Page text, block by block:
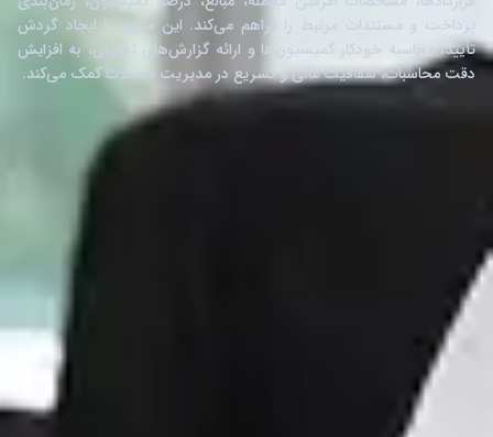
پرداخت و مستندات مرتبط را فراهم می‌کند. این ماژول با ایجاد گردش
تأیید، محاسبه خودکار کمیسیون‌ها و ارائه گزارش‌های تحلیلی، به افزایش
دقت محاسبات، شفافیت مالی و تسریع در مدیریت معاملات کمک می‌کند.